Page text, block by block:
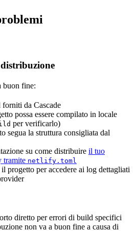
buon fine:
da Cascade
possa essere compilato in locale
per verificarlo)
segua la struttura consigliata dal
su come distribuire il tuo
tramite netlify.toml
progetto per accedere ai log dettagliati
diretto per errori di build specifici
non va a buon fine a causa di